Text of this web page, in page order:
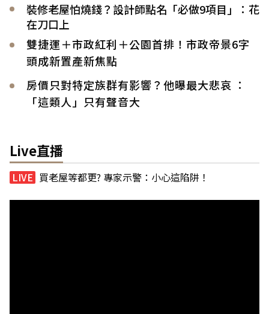
裝修老屋怕燒錢？設計師點名「必做9項目」：花
在刀口上
雙捷運＋市政紅利＋公園首排！市政帝景6字
頭成新置產新焦點
房價只對特定族群有影響？他曝最大悲哀 ：
「這類人」只有聲音大
Live直播
買老屋等都更? 專家示警：小心這陷阱！